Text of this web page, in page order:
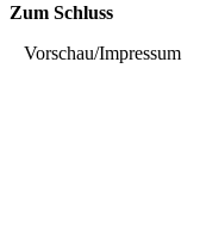
Zum Schluss
Vorschau/Impressum